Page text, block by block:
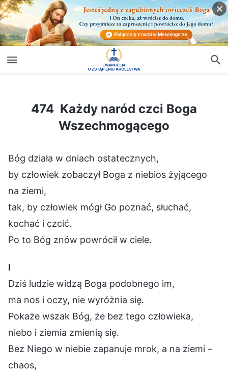
474 Każdy naród czci Boga Wszechmogącego
474 Każdy naród czci Boga
Wszechmogącego
Bóg działa w dniach ostatecznych,
by człowiek zobaczył Boga z niebios żyjącego
na ziemi,
tak, by człowiek mógł Go poznać, słuchać,
kochać i czcić.
Po to Bóg znów powrócił w ciele.
Ⅰ
Dziś ludzie widzą Boga podobnego im,
ma nos i oczy, nie wyróżnia się.
Pokaże wszak Bóg, że bez tego człowieka,
niebo i ziemia zmienią się.
Bez Niego w niebie zapanuje mrok, a na ziemi –
chaos,